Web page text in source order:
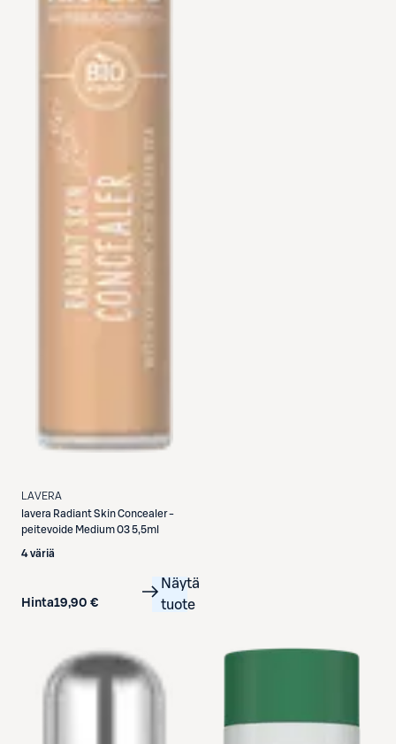
LAVERA
lavera Radiant Skin Concealer -
peitevoide Medium 03 5,5ml
4 väriä
Hinta19,90 €
Näytä
tuote